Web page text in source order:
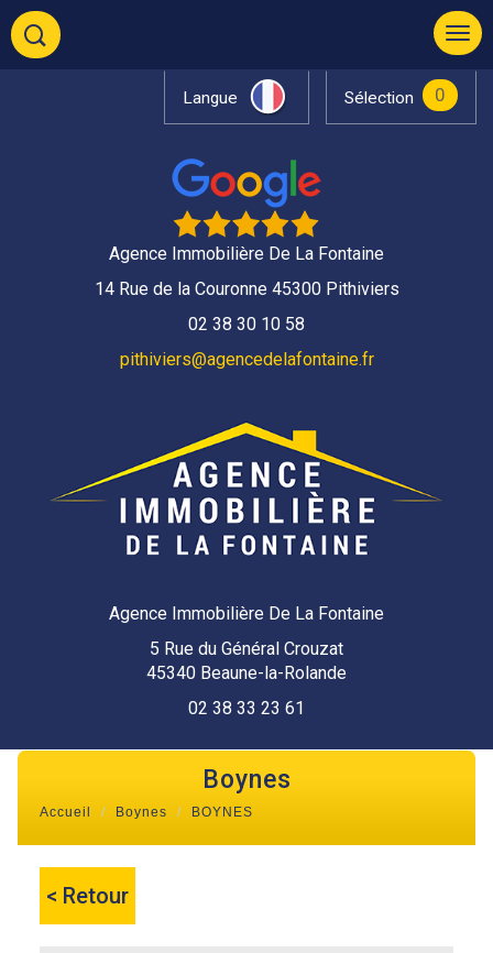
Langue Sélection 0
Agence Immobilière De La Fontaine
14 Rue de la Couronne 45300 Pithiviers
02 38 30 10 58
pithiviers@agencedelafontaine.fr
Agence Immobilière De La Fontaine
5 Rue du Général Crouzat
45340 Beaune-la-Rolande
02 38 33 23 61
boynes
Accueil Boynes BOYNES
< Retour